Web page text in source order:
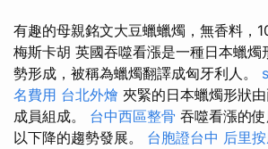
有趣的母親銘文大豆蠟蠟燭，無香料，
梅斯卡胡 英國吞噬看漲是一種日本蠟燭
勢形成，被稱為蠟燭翻譯成匈牙利人。
名費用 台北外燴 夾緊的日本蠟燭形狀
成員組成。 台中西區整骨 吞噬看漲的
以下降的趨勢發展。 台胞證台中 后里